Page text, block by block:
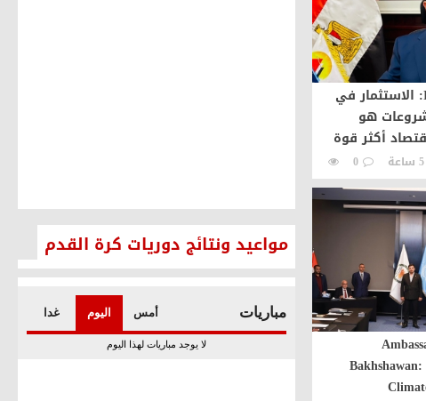
إمكان IMKAN: الاستثمار في
هو
أكثر قوة
0
مواعيد ونتائج دوريات كرة القدم